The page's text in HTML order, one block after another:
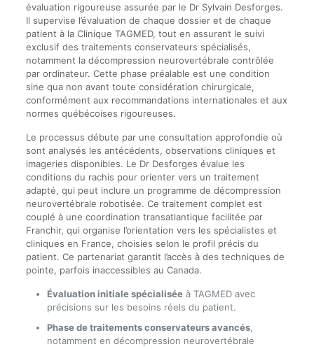
évaluation rigoureuse assurée par le Dr Sylvain Desforges.
Il supervise l’évaluation de chaque dossier et de chaque
patient à la Clinique TAGMED, tout en assurant le suivi
exclusif des traitements conservateurs spécialisés,
notamment la décompression neurovertébrale contrôlée
par ordinateur. Cette phase préalable est une condition
sine qua non avant toute considération chirurgicale,
conformément aux recommandations internationales et aux
normes québécoises rigoureuses.
Le processus débute par une consultation approfondie où
sont analysés les antécédents, observations cliniques et
imageries disponibles. Le Dr Desforges évalue les
conditions du rachis pour orienter vers un traitement
adapté, qui peut inclure un programme de décompression
neurovertébrale robotisée. Ce traitement complet est
couplé à une coordination transatlantique facilitée par
Franchir, qui organise l’orientation vers les spécialistes et
cliniques en France, choisies selon le profil précis du
patient. Ce partenariat garantit l’accès à des techniques de
pointe, parfois inaccessibles au Canada.
Évaluation initiale spécialiséeà TAGMED avec
précisions sur les besoins réels du patient.
Phase de traitements conservateurs avancés,
notamment en décompression neurovertébrale